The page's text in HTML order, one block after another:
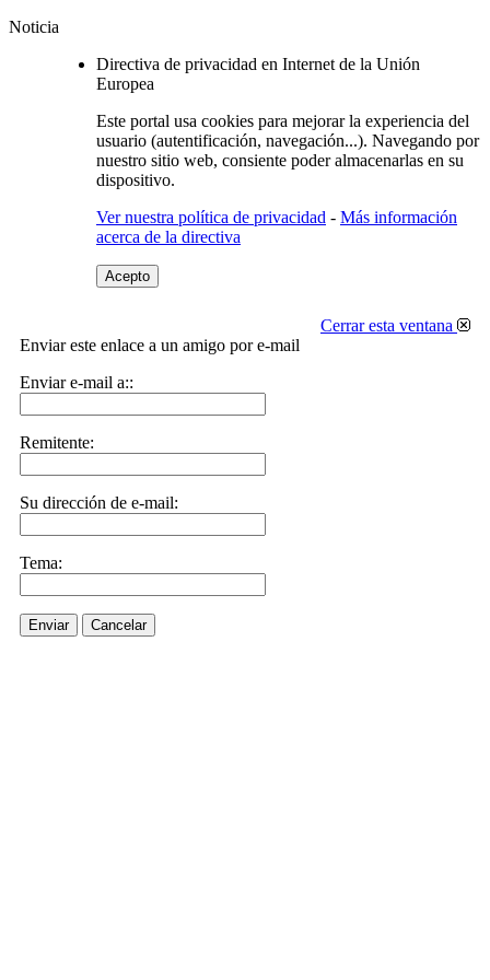
Noticia
Directiva de privacidad en Internet de la Unión
Europea
Este portal usa cookies para mejorar la experiencia del
usuario (autentificación, navegación...). Navegando por
nuestro sitio web, consiente poder almacenarlas en su
dispositivo.
Ver nuestra política de privacidad - Más información
acerca de la directiva
Acepto
Cerrar esta ventana
Enviar este enlace a un amigo por e-mail
Enviar e-mail a::
Remitente:
Su dirección de e-mail:
Tema:
Enviar Cancelar